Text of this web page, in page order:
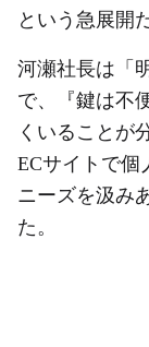
という急展開
河瀬社長は「
で、『鍵は不
くいることが
ECサイトで個
ニーズを汲み
た。